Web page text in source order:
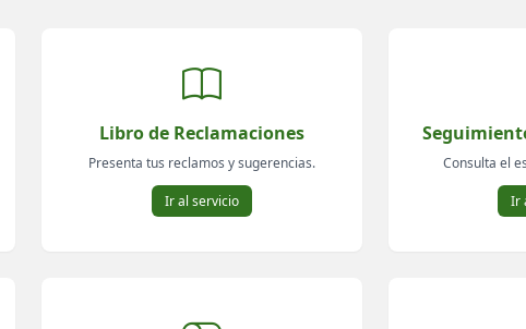
Libro de Reclamaciones
Presenta tus reclamos y sugerencias.
Ir al servicio
Consulta el
Ir